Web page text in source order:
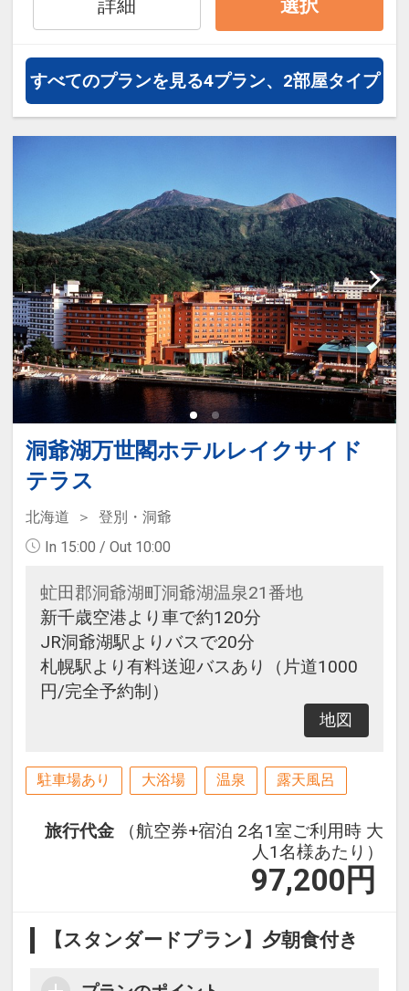
オプションでレンタカーや現地交
通・体験プランなどの追加（同時予
約）が可能なプランもございます。
※施設使用料として3～5歳の添い寝
のお子様は1泊2,200円をお支払いい
詳細 選択
すべてのプランを見る4プラン、2部屋タイプ
洞爺湖万世閣ホテルレイクサイド
テラス
北海道
登別・洞爺
In 15:00 / Out 10:00
虻田郡洞爺湖町洞爺湖温泉21番地
新千歳空港より車で約120分
JR洞爺湖駅よりバスで20分
札幌駅より有料送迎バスあり（片道1000
円/完全予約制）
地図
駐車場あり 大浴場 温泉 露天風呂
旅行代金
（航空券+宿泊 2名1室ご利用時 大
人1名様あたり）
97,200 円
【スタンダードプラン】夕朝食付き